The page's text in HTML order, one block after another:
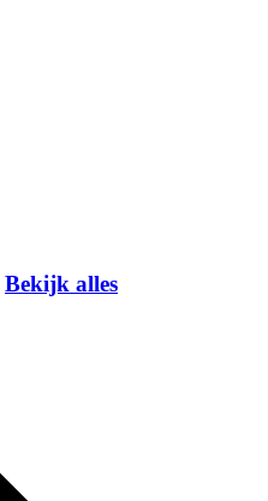
Bekijk alles